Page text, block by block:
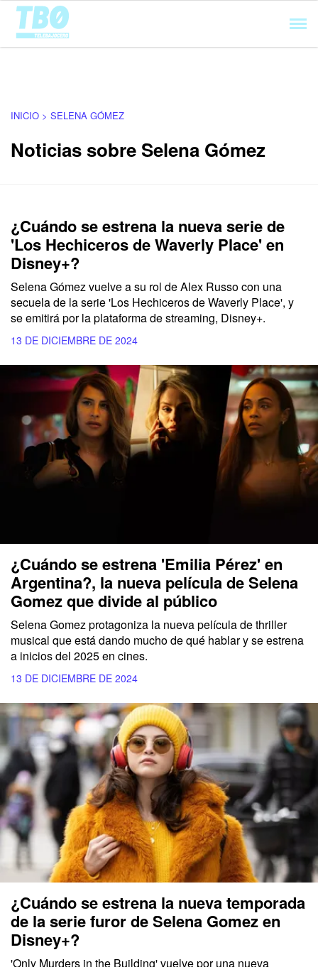
Cargando...
INICIO > SELENA GÓMEZ
Noticias sobre Selena Gómez
¿Cuándo se estrena la nueva serie de
'Los Hechiceros de Waverly Place' en
Disney+?
Selena Gómezvuelve a su rol deAlex Russocon una
secuela de la serie'Los Hechiceros de Waverly Place', y
se emitirá por la plataforma de streaming, Disney+.
13 DE DICIEMBRE DE 2024
¿Cuándo se estrena 'Emilia Pérez' en
Argentina?, la nueva película de Selena
Gomez que divide al público
Selena Gomezprotagoniza la nuevapelículadethriller
musical que está dando mucho de qué hablar y se estrena
a inicios del 2025 en cines.
13 DE DICIEMBRE DE 2024
¿Cuándo se estrena la nueva temporada
de la serie furor de Selena Gomez en
Disney+?
'Only Murders in the Building' vuelve por una nueva